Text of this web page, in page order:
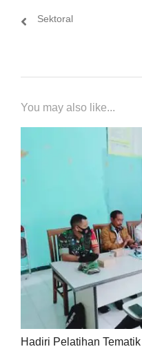
Sektoral
You may also like...
Hadiri Pelatihan